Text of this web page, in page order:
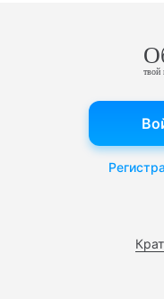
твой